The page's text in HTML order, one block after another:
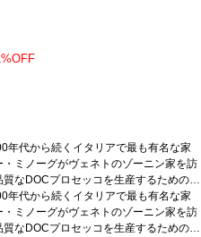
ミノーグがヴェネトのゾーニン家を訪
なDOCプロセッコを生産するための完
す。テイスティングノートフレッシュ
ガントなロゼ。鮮やかなテクスチャー
橘類を含む後味が続く。ヴィーガン・
ミノーグがヴェネトのゾーニン家を訪
なDOCプロセッコを生産するための完